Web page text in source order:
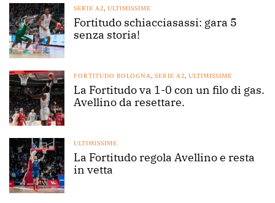
SERIE A2, ULTIMISSIME
Fortitudo schiacciasassi: gara 5
senza storia!
FORTITUDO BOLOGNA, SERIE A2, ULTIMISSIME
La Fortitudo va 1-0 con un filo di gas.
Avellino da resettare.
ULTIMISSIME
La Fortitudo regola Avellino e resta
in vetta